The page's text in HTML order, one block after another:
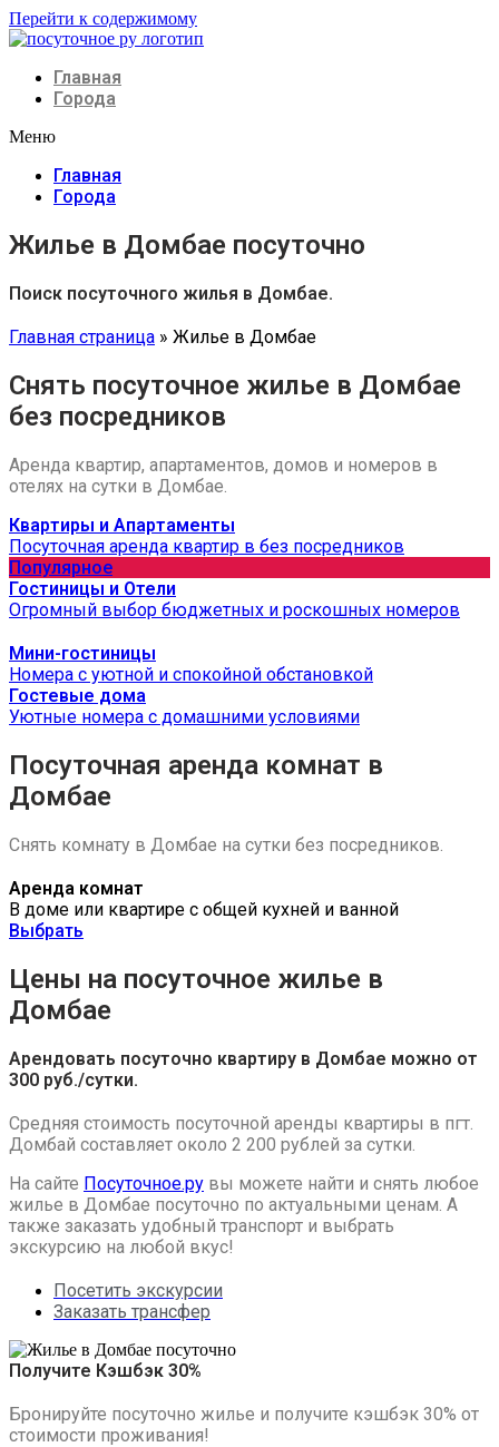
Перейти к содержимому
Главная
Города
Меню
Главная
Города
Жилье в Домбае посуточно
Поиск посуточного жилья в Домбае.
Главная страница » Жилье в Домбае
Снять посуточное жилье в Домбае
без посредников
Аренда квартир, апартаментов, домов и номеров в
отелях на сутки в Домбае.
Квартиры и Апартаменты
Посуточная аренда квартир в без посредников
Популярное
Гостиницы и Отели
Огромный выбор бюджетных и роскошных номеров
Мини-гостиницы
Номера с уютной и спокойной обстановкой
Гостевые дома
Уютные номера с домашними условиями
Посуточная аренда комнат в
Домбае
Снять комнату в Домбае на сутки без посредников.
Аренда комнат
В доме или квартире с общей кухней и ванной
Выбрать
Цены на посуточное жилье в
Домбае
Арендовать посуточно квартиру в Домбае можно от
300 руб./сутки.
Средняя стоимость посуточной аренды квартиры в пгт.
Домбай составляет около 2 200 рублей за сутки.
На сайте Посуточное.ру вы можете найти и снять любое
жилье в Домбае посуточно по актуальными ценам. А
также заказать удобный транспорт и выбрать
экскурсию на любой вкус!
Посетить экскурсии
Заказать трансфер
Получите Кэшбэк 30%
Бронируйте посуточно жилье и получите кэшбэк 30% от
стоимости проживания!